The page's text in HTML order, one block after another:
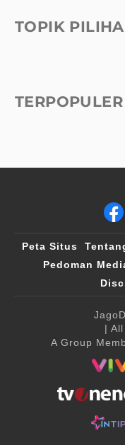
TOPIK
TERPOPULER
Peta Situs
Pedoman
|
A Group